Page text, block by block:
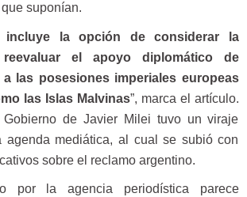
suponían.
incluye la opción de considerar la
el apoyo diplomático de
las posesiones imperiales europeas
las Islas Malvinas”, marca el artículo.
de Javier Milei tuvo un viraje
agenda mediática, al cual se subió con
sobre el reclamo argentino.
por la agencia periodística parece